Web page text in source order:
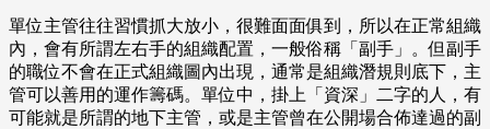
單位主管往往習慣抓大放小，很難面面俱到，所以在正常組織
內，會有所謂左右手的組織配置，一般俗稱「副手」。但副手
的職位不會在正式組織圖內出現，通常是組織潛規則底下，主
管可以善用的運作籌碼。單位中，掛上「資深」二字的人，有
可能就是所謂的地下主管，或是主管曾在公開場合佈達過的副